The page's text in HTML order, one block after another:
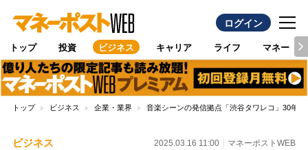
ログイン
トップ 投資 ビジネス キャリア ライフ マネー
トップ ビジネス 企業・業界 音楽シーンの発信拠点「渋谷タワレコ」30年
ビジネス 2025.03.16 11:00 マネーポストWEB